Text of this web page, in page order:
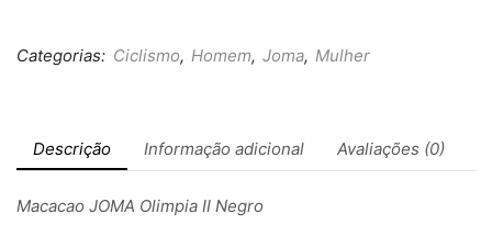
Categorias: Ciclismo, Homem, Joma, Mulher
Descrição Informação adicional Avaliações (0)
Macacao JOMA Olimpia II Negro